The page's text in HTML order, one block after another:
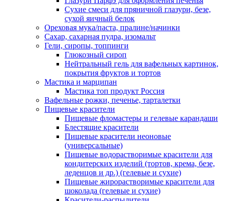
Сухие смеси для пряничной глазури, безе,
сухой яичный белок
Ореховая мука/паста, пралине/начинки
Сахар, сахарная пудра, изомальт
Гели, сиропы, топпинги
Глюкозный сироп
Нейтральный гель для вафельных картинок,
покрытия фруктов и тортов
Мастика и марципан
Мастика топ продукт Россия
Вафельные рожки, печенье, тарталетки
Пищевые красители
Пищевые фломастеры и гелевые карандаши
Блестящие красители
Пищевые красители неоновые
(универсальные)
Пищевые водорастворимые красители для
кондитерских изделий (тортов, крема, безе,
леденцов и др.) (гелевые и сухие)
Пищевые жирорастворимые красители для
шоколада (гелевые и сухие)